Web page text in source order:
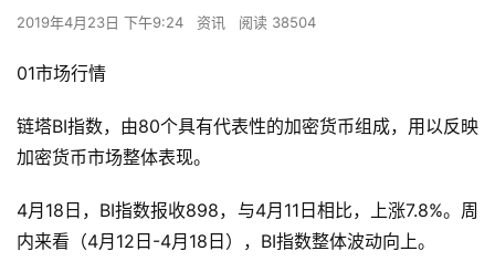
2019年4月23日 下午9:24 资讯 阅读 38504
01市场行情
链塔BI指数，由80个具有代表性的加密货币组成，用以反映
加密货币市场整体表现。
4月18日，BI指数报收898，与4月11日相比，上涨7.8%。周
内来看（4月12日-4月18日），BI指数整体波动向上。